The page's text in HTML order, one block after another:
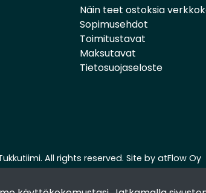
Näin teet ostoksia
Sopimusehdot
Toimitustavat
Maksutavat
Tietosuojaseloste
All rights reserved. Site byatFlow Oy